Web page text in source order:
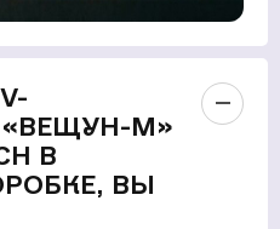
«ВЕЩУН-М»
В
ВЫ